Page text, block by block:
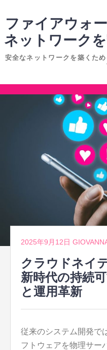
ン
ツ
ファイアウォ
ネットワーク
安全なネットワークを築くた
コ
2025年9月12日
クラウドネイ
新時代の持続
と運用革新
従来のシステム開発で
フトウェアを物理サー